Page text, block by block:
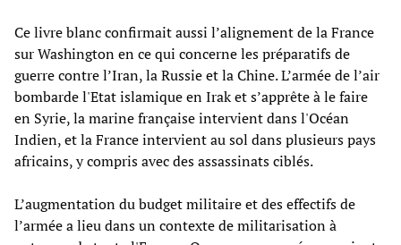
Ce livre blanc confirmait aussi l’alignement de la France
sur Washington en ce qui concerne les préparatifs de
guerre contre l’Iran, la Russie et la Chine. L’armée de l’air
bombarde l'Etat islamique en Irak et s’apprête à le faire
en Syrie, la marine française intervient dans l'Océan
Indien, et la France intervient au sol dans plusieurs pays
africains, y compris avec des assassinats ciblés.
L’augmentation du budget militaire et des effectifs de
l’armée a lieu dans un contexte de militarisation à